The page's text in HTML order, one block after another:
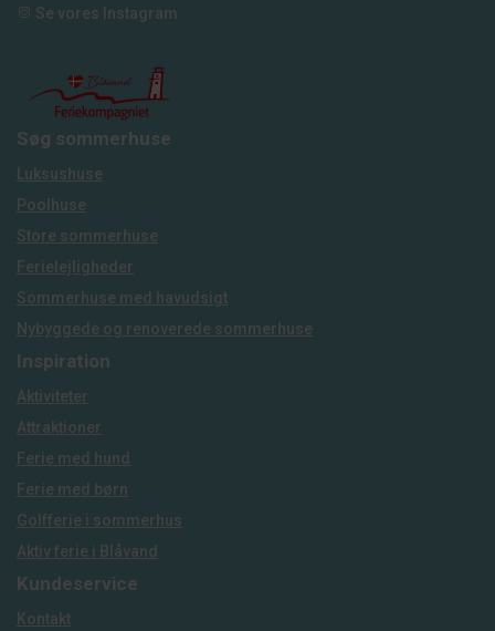
Se vores Instagram
Søg sommerhuse
Luksushuse
Poolhuse
Store sommerhuse
Ferielejligheder
Sommerhuse med havudsigt
Nybyggede og renoverede sommerhuse
Inspiration
Aktiviteter
Attraktioner
Ferie med hund
Ferie med børn
Golfferie i sommerhus
Aktiv ferie i Blåvand
Kundeservice
Kontakt